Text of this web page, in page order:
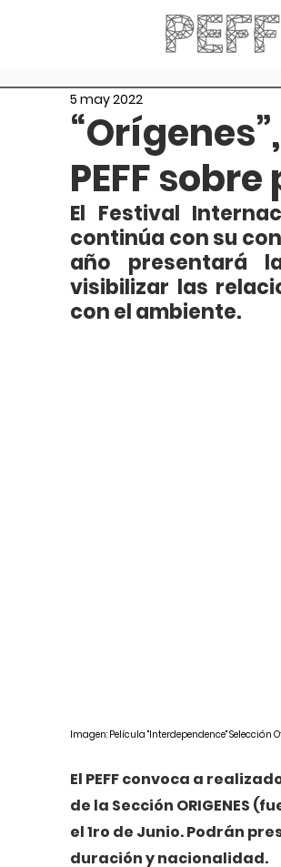
PEFF
5 may 2022
El Festival
continúa con su
año presentará
visibilizar las
con el ambiente.
Imagen: Película "Interdependence" Selección
El PEFF convoca a
de la Sección ORIGENES
el 1ro de Junio. Podrán
duración y nacionalidad.